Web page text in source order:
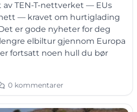
TEN-T-nettverket — EUs
— kravet om hurtiglading
er gode nyheter for deg
elbiltur gjennom Europa
fortsatt noen hull du bør
0 kommentarer